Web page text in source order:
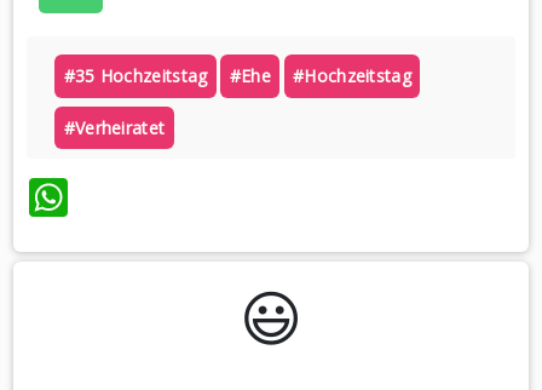
#35 Hochzeitstag #ehe #hochzeitstag
#verheiratet
WhatsApp
😃️